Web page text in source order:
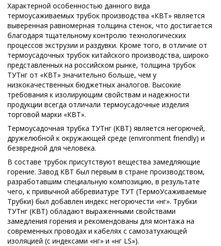
Характерной особенностью данного вида
термоусаживаемых трубок производства «КВТ» является
выверенная равномерная толщина стенок, что достигается
благодаря тщательному контролю технологических
процессов экструзии и раздувки. Кроме того, в отличие от
термоусадочных трубок китайского производства, широко
представленных на российском рынке, толщина трубок
ТУТнг от «КВТ» значительно больше, чем у
низкокачественных бюджетных аналогов. Высокие
требования к изолирующим свойствам и надежности
продукции всегда отличали термоусадочные изделия
торговой марки «КВТ».
Термоусадочная трубка ТУТнг (КВТ) является негорючей,
дружелюбной к окружающей среде (environment friendly) и
безвредной для человека.
В составе трубок присутствуют вещества замедляющие
горение. Завод КВТ был первым в стране производством,
разработавшим специальную композицию, в результате
чего, к привычной аббревиатуре ТУТ (ТермоУсаживаемые
Трубки) был добавлен индекс негорючести «нг». Трубки
ТУТнг (КВТ) обладают выраженными свойствами
замедления горения и рекомендованы для монтажа на
современных проводах и кабелях с самозатухающей
изоляцией (с индексами «нг» и «нг LS»).